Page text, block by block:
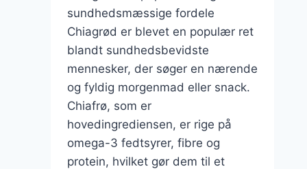
sundhedsmæssige fordele
Chiagrød er blevet en populær ret
blandt sundhedsbevidste
mennesker, der søger en nærende
og fyldig morgenmad eller snack.
Chiafrø, som er
hovedingrediensen, er rige på
omega-3 fedtsyrer, fibre og
protein, hvilket gør dem til et